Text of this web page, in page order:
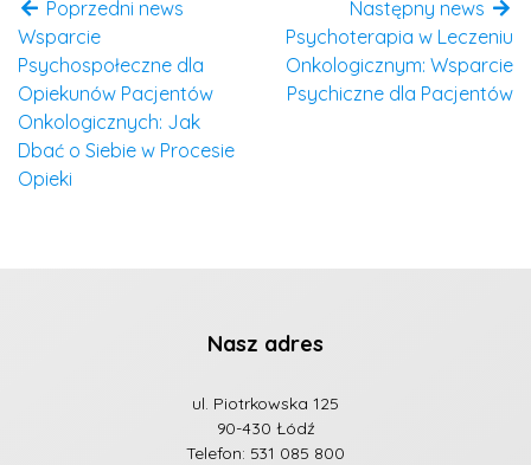
Poprzedni news
Wsparcie
Psychospołeczne dla
Opiekunów Pacjentów
Onkologicznych: Jak
Dbać o Siebie w Procesie
Opieki
Następny news
Psychoterapia w Leczeniu
Onkologicznym: Wsparcie
Psychiczne dla Pacjentów
Nasz adres
ul. Piotrkowska 125
90-430 Łódź
Telefon: 531 085 800